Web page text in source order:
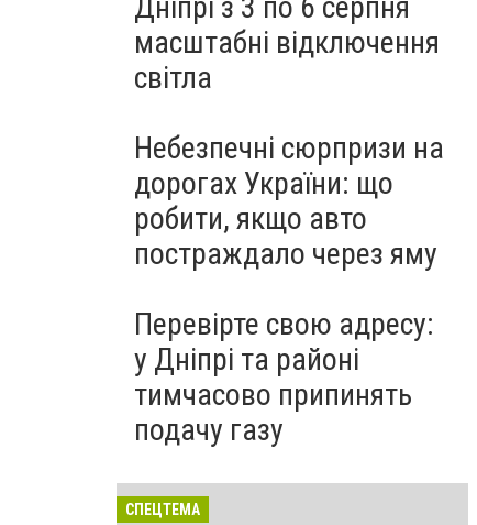
масштабні відключення
світла
Небезпечні сюрпризи на
дорогах України: що
робити, якщо авто
постраждало через яму
Перевірте свою адресу:
у Дніпрі та районі
тимчасово припинять
подачу газу
СПЕЦТЕМА